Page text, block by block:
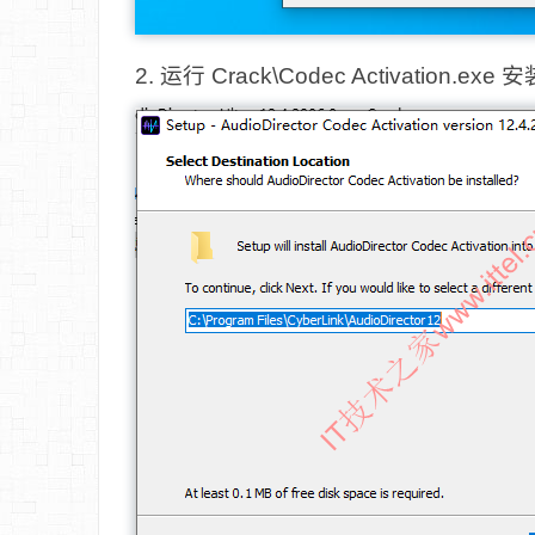
2. 运行 Crack\Codec Activation.exe 安